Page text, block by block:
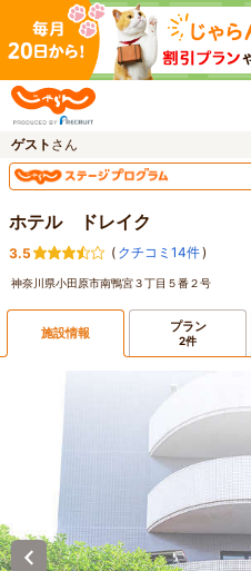
ゲスト さん
ホテル ドレイク
3.5 ( クチコミ14件)
神奈川県小田原市南鴨宮３丁目５番２号
施設情報 プラン
2件